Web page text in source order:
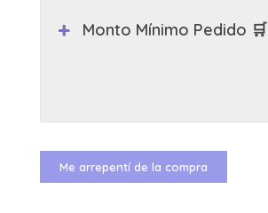
Monto Mínimo Pedido 🛒
Me arrepentí de la compra